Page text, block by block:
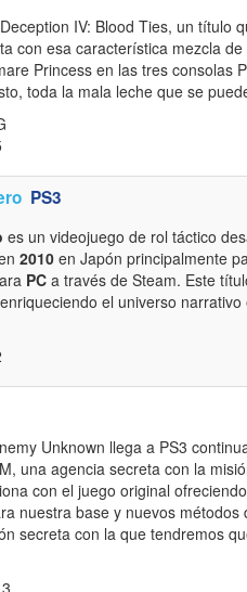
IV: Blood Ties, un título
con esa característica mezcla
Princess en las tres consolas
toda la mala leche que se
PS3
es un videojuego de rol táctico
2010 en Japón principalmente
PC a través de Steam. Este
el universo
Unknown llega a PS3
una agencia secreta con la
con el juego original
nuestra base y nuevos
secreta con la que tendremos